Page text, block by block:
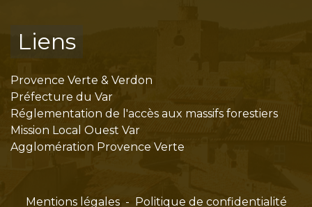
Liens
Provence Verte & Verdon
Préfecture du Var
Réglementation de l'accès aux massifs forestiers
Mission Local Ouest Var
Agglomération Provence Verte
Mentions légales - Politique de confidentialité